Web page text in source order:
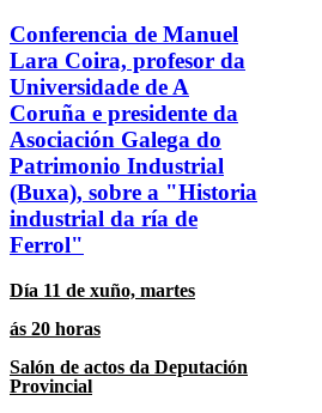
Conferencia de Manuel
Lara Coira, profesor da
Universidade de A
Coruña e presidente da
Asociación Galega do
Patrimonio Industrial
(Buxa), sobre a "Historia
industrial da ría de
Ferrol"
Día 11 de xuño, martes
ás 20 horas
Salón de actos da Deputación
Provincial